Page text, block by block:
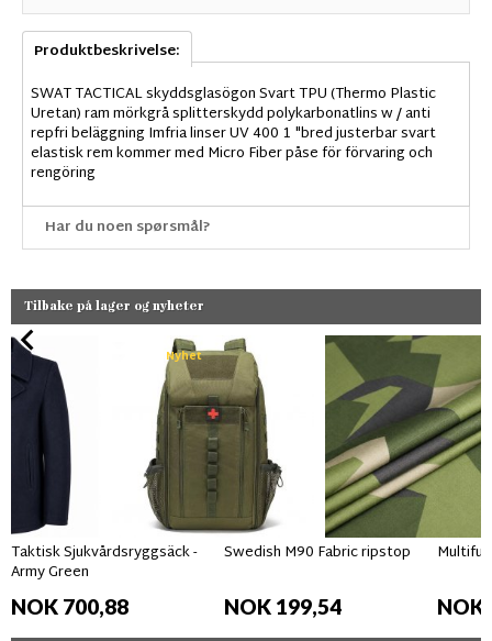
Produktbeskrivelse:
SWAT TACTICAL skyddsglasögon Svart TPU (Thermo Plastic
Uretan) ram mörkgrå splitterskydd polykarbonatlins w / anti
repfri beläggning Imfria linser UV 400 1 "bred justerbar svart
elastisk rem kommer med Micro Fiber påse för förvaring och
rengöring
Har du noen spørsmål?
Tilbake på lager og nyheter
Nyhet
Taktisk Sjukvårdsryggsäck -
Army Green
NOK 700,88
Swedish M90 Fabric ripstop
NOK 199,54 NOK